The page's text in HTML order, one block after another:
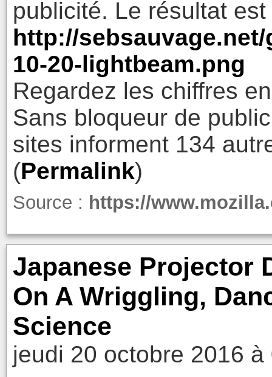
publicité. Le résultat
http://
10-20-lightbeam.png
Regardez les chiffres
Sans bloqueur de
sites informent 134
(Permalink)
Source : https://
Japanese Projector
On A Wriggling,
Science
jeudi 20 octobre 2016 à